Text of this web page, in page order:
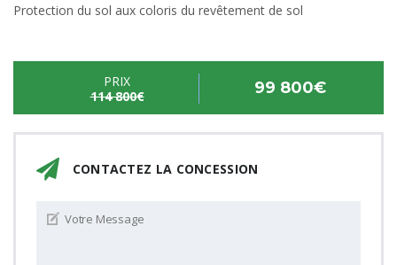
Protection du sol aux coloris du revêtement de sol
PRIX
114 800€
99 800€
CONTACTEZ LA CONCESSION